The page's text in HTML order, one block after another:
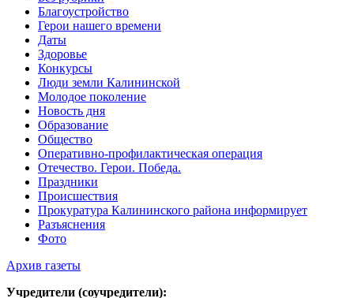
Благоустройство
Герои нашего времени
Даты
Здоровье
Конкурсы
Люди земли Калининской
Молодое поколение
Новость дня
Образование
Общество
Оперативно-профилактическая операция
Отечество. Герои. Победа.
Праздники
Происшествия
Прокуратура Калининского района информирует
Разъяснения
Фото
Архив газеты
Учредители (соучредители):